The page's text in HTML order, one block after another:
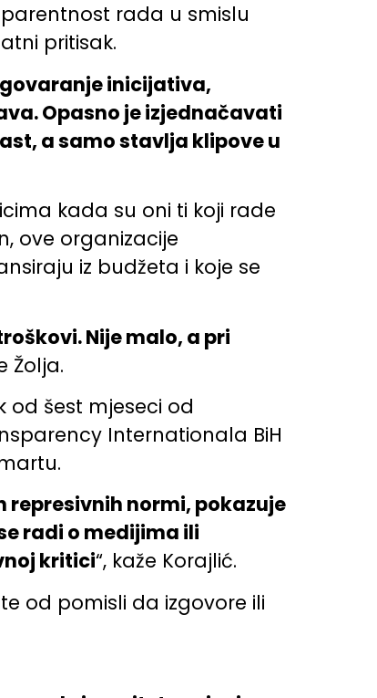
rada u smislu
pritisak.
inicijativa,
Opasno je izjednačavati
a samo stavlja klipove u
kada su oni ti koji rade
ove organizacije
iz budžeta i koje se
Nije malo, a pri
Žolja.
od šest mjeseci od
Internationala BiH
normi, pokazuje
radi o medijima ili
kritici“, kaže Korajlić.
od pomisli da izgovore ili